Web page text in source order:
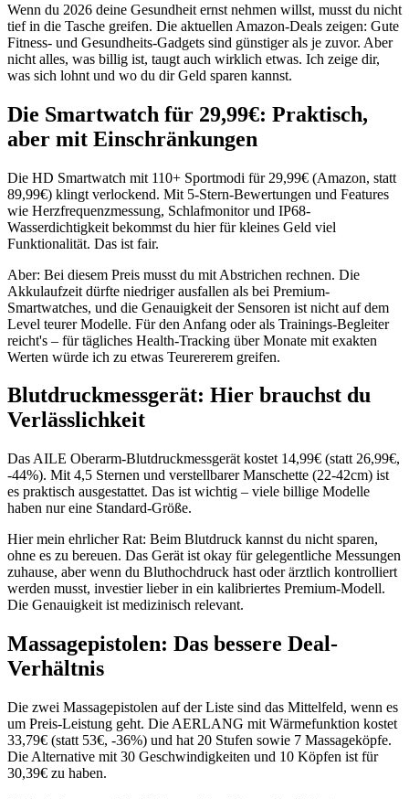
Wenn du 2026 deine Gesundheit ernst nehmen willst, musst du nicht
tief in die Tasche greifen. Die aktuellen Amazon-Deals zeigen: Gute
Fitness- und Gesundheits-Gadgets sind günstiger als je zuvor. Aber
nicht alles, was billig ist, taugt auch wirklich etwas. Ich zeige dir,
was sich lohnt und wo du dir Geld sparen kannst.
Die Smartwatch für 29,99€: Praktisch,
aber mit Einschränkungen
Die HD Smartwatch mit 110+ Sportmodi für 29,99€ (Amazon, statt
89,99€) klingt verlockend. Mit 5-Stern-Bewertungen und Features
wie Herzfrequenzmessung, Schlafmonitor und IP68-
Wasserdichtigkeit bekommst du hier für kleines Geld viel
Funktionalität. Das ist fair.
Aber: Bei diesem Preis musst du mit Abstrichen rechnen. Die
Akkulaufzeit dürfte niedriger ausfallen als bei Premium-
Smartwatches, und die Genauigkeit der Sensoren ist nicht auf dem
Level teurer Modelle. Für den Anfang oder als Trainings-Begleiter
reicht's – für tägliches Health-Tracking über Monate mit exakten
Werten würde ich zu etwas Teurererem greifen.
Blutdruckmessgerät: Hier brauchst du
Verlässlichkeit
Das AILE Oberarm-Blutdruckmessgerät kostet 14,99€ (statt 26,99€,
-44%). Mit 4,5 Sternen und verstellbarer Manschette (22-42cm) ist
es praktisch ausgestattet. Das ist wichtig – viele billige Modelle
haben nur eine Standard-Größe.
Hier mein ehrlicher Rat: Beim Blutdruck kannst du nicht sparen,
ohne es zu bereuen. Das Gerät ist okay für gelegentliche Messungen
zuhause, aber wenn du Bluthochdruck hast oder ärztlich kontrolliert
werden musst, investier lieber in ein kalibriertes Premium-Modell.
Die Genauigkeit ist medizinisch relevant.
Massagepistolen: Das bessere Deal-
Verhältnis
Die zwei Massagepistolen auf der Liste sind das Mittelfeld, wenn es
um Preis-Leistung geht. Die AERLANG mit Wärmefunktion kostet
33,79€ (statt 53€, -36%) und hat 20 Stufen sowie 7 Massageköpfe.
Die Alternative mit 30 Geschwindigkeiten und 10 Köpfen ist für
30,39€ zu haben.